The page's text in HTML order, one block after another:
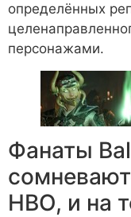
определённых
персонажами.
Фанаты
HBO, и на